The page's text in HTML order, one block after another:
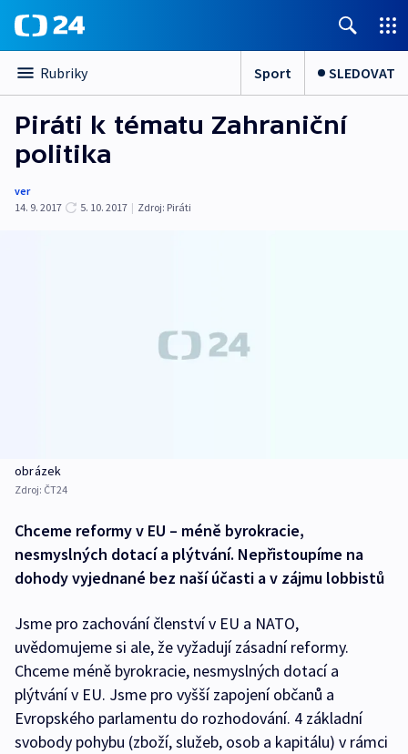
Rubriky Sport SLEDOVAT
Piráti k tématu Zahraniční
politika
ver
14. 9. 2017
5. 10. 2017 | Zdroj: Piráti
obrázek
Zdroj: ČT24
Chceme reformy v EU – méně byrokracie,
nesmyslných dotací a plýtvání. Nepřistoupíme na
dohody vyjednané bez naší účasti a v zájmu lobbistů
Jsme pro zachování členství v EU a NATO,
uvědomujeme si ale, že vyžadují zásadní reformy.
Chceme méně byrokracie, nesmyslných dotací a
plýtvání v EU. Jsme pro vyšší zapojení občanů a
Evropského parlamentu do rozhodování. 4 základní
svobody pohybu (zboží, služeb, osob a kapitálu) v rámci